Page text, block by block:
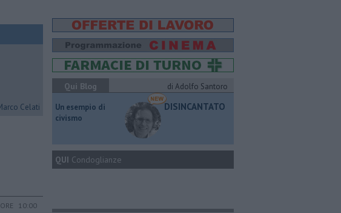
Celati
ORE 10:00
Qui Blog
di Adolfo Santoro
​Un esempio di
civismo
DISINCANTATO
QUI Condoglianze